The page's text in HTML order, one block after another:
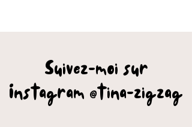
Suivez-moi sur
Instagram @tina-zigzag